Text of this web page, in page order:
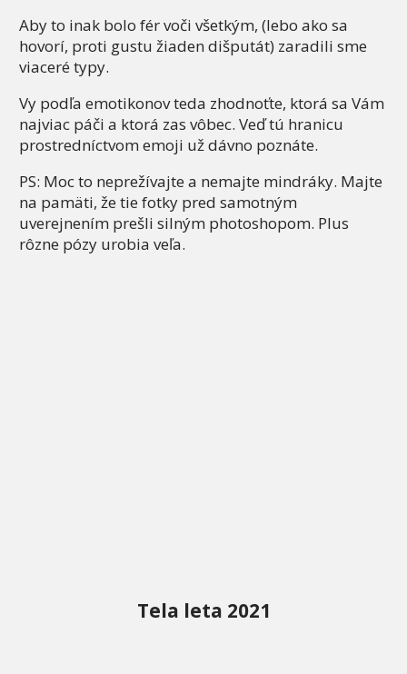
Aby to inak bolo fér voči všetkým, (lebo ako sa
hovorí, proti gustu žiaden dišputát) zaradili sme
viaceré typy.
Vy podľa emotikonov teda zhodnoťte, ktorá sa Vám
najviac páči a ktorá zas vôbec. Veď tú hranicu
prostredníctvom emoji už dávno poznáte.
PS: Moc to neprežívajte a nemajte mindráky. Majte
na pamäti, že tie fotky pred samotným
uverejnením prešli silným photoshopom. Plus
rôzne pózy urobia veľa.
Tela leta 2021